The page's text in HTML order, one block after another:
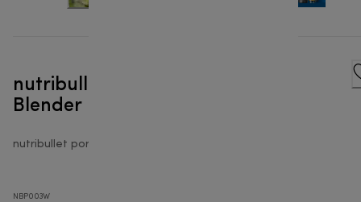
nutribullet® Portable - Portable
Blender
nutribullet portable
NBP003W